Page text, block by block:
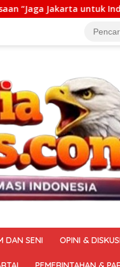
Direktur
DAN SENI OPINI &